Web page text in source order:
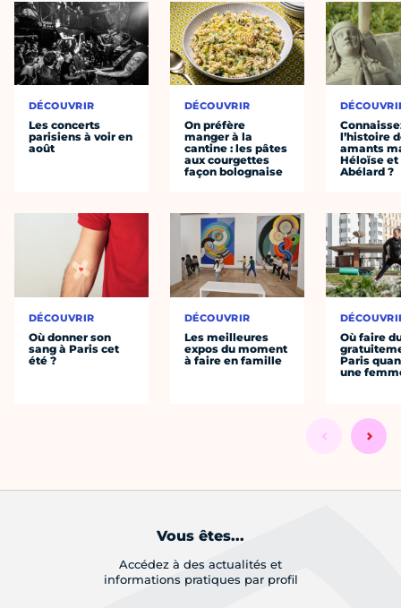
DÉCOUVRIR
Les concerts
parisiens à voir en
août
DÉCOUVRIR
Où donner son
sang à Paris cet
été ?
DÉCOUVRIR
On préfère
manger à la
cantine : les pâtes
aux courgettes
façon bolognaise
DÉCOUVRIR
Les meilleures
expos du moment
à faire en famille
l’histoire
amants
Héloïse et
Abélard ?
Où faire
Paris
une
Vous êtes...
Accédez à des actualités et
informations pratiques par profil